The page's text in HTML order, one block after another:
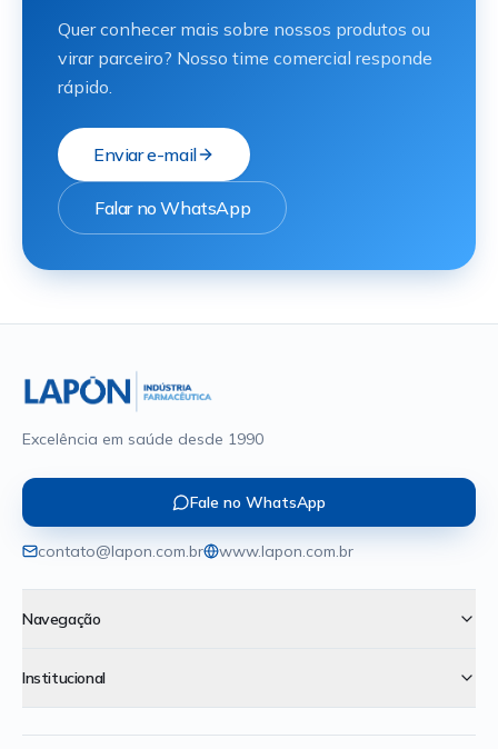
Quer conhecer mais sobre nossos produtos ou
virar parceiro? Nosso time comercial responde
rápido.
Enviar e-mail
Falar no WhatsApp
Excelência em saúde desde 1990
Fale no WhatsApp
contato@lapon.com.br www.lapon.com.br
Navegação
Institucional